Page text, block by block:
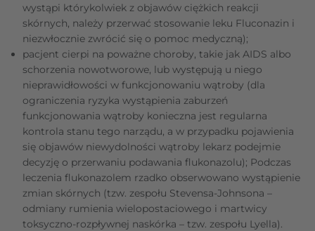
wystąpi którykolwiek z objawów ciężkich reakcji
skórnych, należy przerwać stosowanie leku Fluconazin i
niezwłocznie zwrócić się o pomoc medyczną);
pacjent cierpi na poważne choroby, takie jak AIDS albo
schorzenia nowotworowe, lub występują u niego
nieprawidłowości w funkcjonowaniu wątroby (dla
ograniczenia ryzyka wystąpienia zaburzeń
funkcjonowania wątroby konieczna jest regularna
kontrola stanu tego narządu, a w przypadku pojawienia
się objawów niewydolności wątroby lekarz podejmie
decyzję o przerwaniu podawania flukonazolu); Podczas
leczenia flukonazolem rzadko obserwowano wystąpienie
zmian skórnych (tzw. zespołu Stevensa-Johnsona –
odmiany rumienia wielopostaciowego i martwicy
toksyczno-rozpływnej naskórka – tzw. zespołu Lyella).